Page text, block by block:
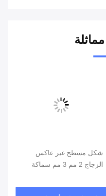
شكل مسطح غير عاكس
الزجاج 2 مم 3 مم سماكة